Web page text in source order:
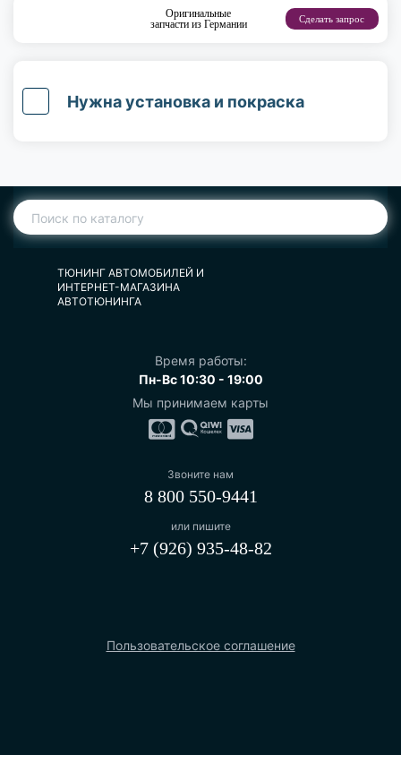
Оригинальные
запчасти из Германии
Сделать запрос
Нужна установка и покраска
ТЮНИНГ АВТОМОБИЛЕЙ И
ИНТЕРНЕТ-МАГАЗИНА
АВТОТЮНИНГА
Время работы:
Пн-Вс 10:30 - 19:00
Мы принимаем карты
Звоните нам
8 800 550-9441
Пользовательское соглашение
или пишите
+7 (926) 935-48-82